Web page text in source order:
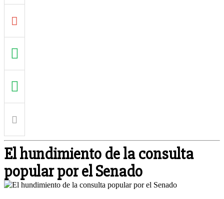
El hundimiento de la consulta
popular por el Senado